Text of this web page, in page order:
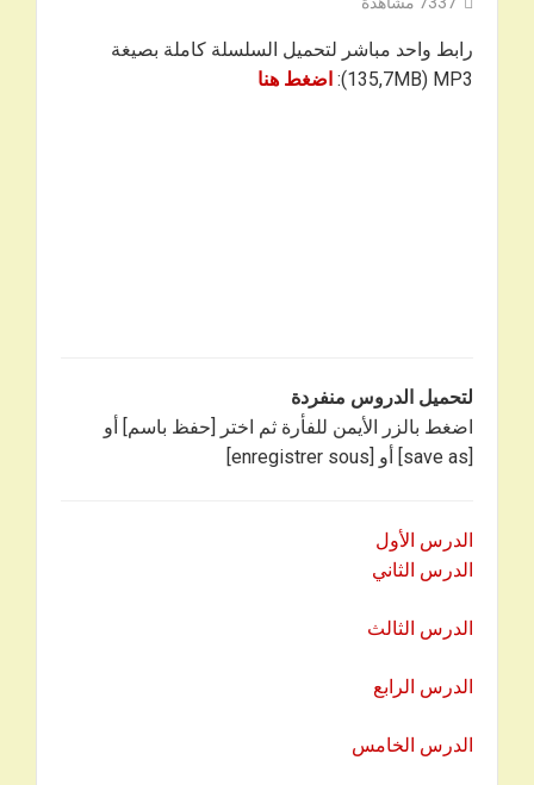
رابط واحد مباشر لتحميل السلسلة كاملة بصيغة
135,7MB) MP3):
اضغط هنا
لتحميل الدروس منفردة
اضغط بالزر الأيمن للفأرة ثم اختر [حفظ باسم] أو
[save as] أو [enregistrer sous]
الدرس الأول
الدرس الثاني
الدرس الثالث
الدرس الرابع
الدرس الخامس